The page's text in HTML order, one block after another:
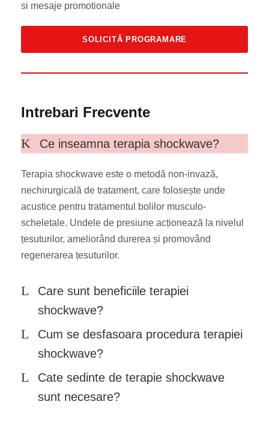
si mesaje promotionale
Intrebari Frecvente
Ce inseamna terapia shockwave?
Terapia shockwave este o metodă non-invază,
nechirurgicală de tratament, care folosește unde
acustice pentru tratamentul bolilor musculo-
scheletale. Undele de presiune acționează la nivelul
țesuturilor, ameliorând durerea și promovând
regenerarea țesuturilor.
Care sunt beneficiile terapiei
shockwave?
Cum se desfasoara procedura terapiei
shockwave?
Cate sedinte de terapie shockwave
sunt necesare?